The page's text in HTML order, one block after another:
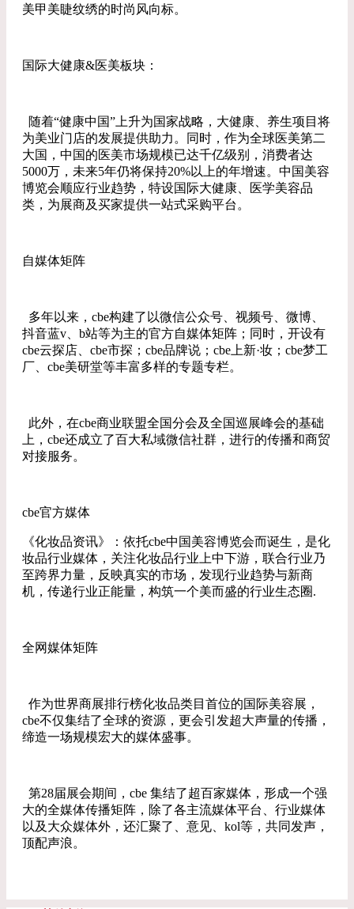
美甲美睫纹绣的时尚风向标。
国际大健康&医美板块：
随着“健康中国”上升为国家战略，大健康、养生项目将
为美业门店的发展提供助力。同时，作为全球医美第二
大国，中国的医美市场规模已达千亿级别，消费者达
5000万，未来5年仍将保持20%以上的年增速。中国美容
博览会顺应行业趋势，特设国际大健康、医学美容品
类，为展商及买家提供一站式采购平台。
自媒体矩阵
多年以来，cbe构建了以微信公众号、视频号、微博、
抖音蓝v、b站等为主的官方自媒体矩阵；同时，开设有
cbe云探店、cbe市探；cbe品牌说；cbe上新·妆；cbe梦工
厂、cbe美研堂等丰富多样的专题专栏。
此外，在cbe商业联盟全国分会及全国巡展峰会的基础
上，cbe还成立了百大私域微信社群，进行的传播和商贸
对接服务。
cbe官方媒体
《化妆品资讯》：依托cbe中国美容博览会而诞生，是化
妆品行业媒体，关注化妆品行业上中下游，联合行业乃
至跨界力量，反映真实的市场，发现行业趋势与新商
机，传递行业正能量，构筑一个美而盛的行业生态圈.
全网媒体矩阵
作为世界商展排行榜化妆品类目首位的国际美容展，
cbe不仅集结了全球的资源，更会引发超大声量的传播，
缔造一场规模宏大的媒体盛事。
第28届展会期间，cbe 集结了超百家媒体，形成一个强
大的全媒体传播矩阵，除了各主流媒体平台、行业媒体
以及大众媒体外，还汇聚了、意见、kol等，共同发声，
顶配声浪。